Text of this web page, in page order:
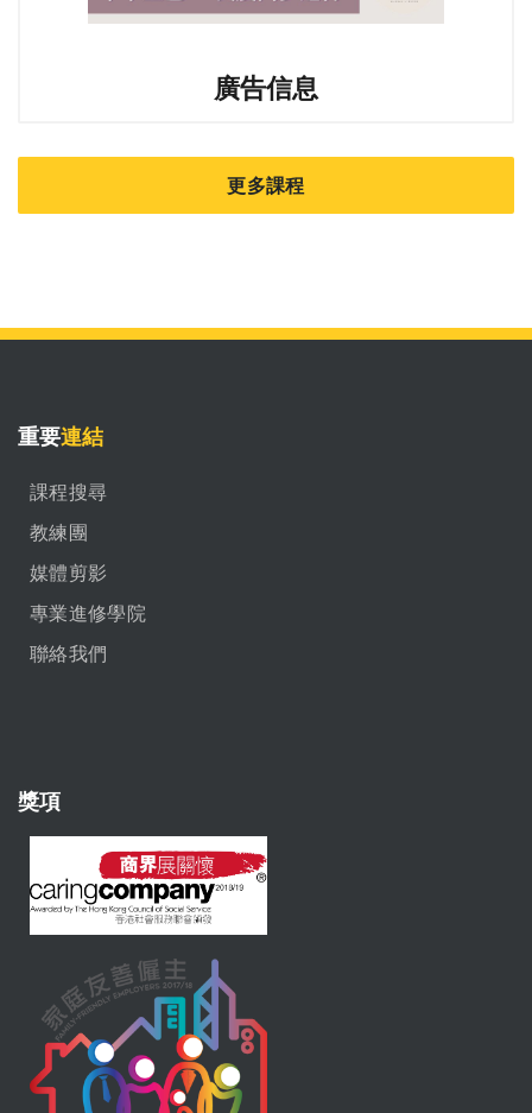
廣告信息
更多課程
重要連結
課程搜尋
教練團
媒體剪影
專業進修學院
聯絡我們
獎項